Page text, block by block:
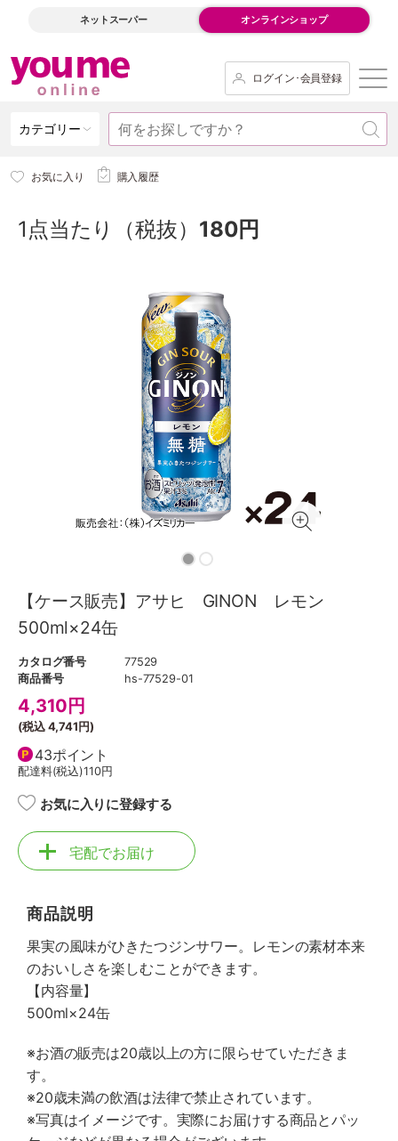
ネットスーパー オンラインショップ
ログイン･会員登録
カテゴリー
お気に入り 購入履歴
1点当たり（税抜） 180円
【ケース販売】アサヒ GINON レモン
500ml×24缶
カタログ番号
77529
商品番号
hs-77529-01
4,310 円
(税込4,741円)
43ポイント
配達料(税込)110円
お気に入りに登録する
宅配でお届け
商品説明
果実の風味がひきたつジンサワー。レモンの素材本来
のおいしさを楽しむことができます。
【内容量】
500ml×24缶
※お酒の販売は20歳以上の方に限らせていただきま
す。
※20歳未満の飲酒は法律で禁止されています。
※写真はイメージです。実際にお届けする商品とパッ